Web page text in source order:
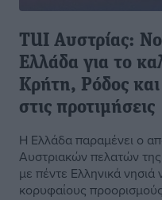
TUI Aυστρίας:
Ελλάδα για το
Κρήτη, Ρόδος
στις προτιμήσεις
Η Ελλάδα παραμένει ο
Αυστριακών πελατών της
με πέντε Ελληνικά νησιά
κορυφαίους